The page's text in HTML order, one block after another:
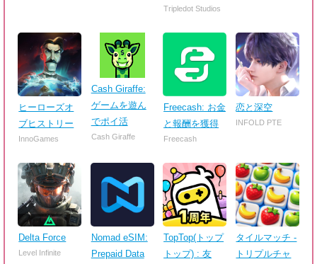
Tripledot Studios
ヒーローズオ
ブヒストリー
InnoGames
Cash Giraffe:
ゲームを遊ん
でポイ活
Cash Giraffe
Freecash: お金
と報酬を獲得
Freecash
恋と深空
INFOLD PTE
Delta Force
Level Infinite
Nomad eSIM:
Prepaid Data
TopTop(トップ
トップ) : 友
タイルマッチ -
トリプルチャ